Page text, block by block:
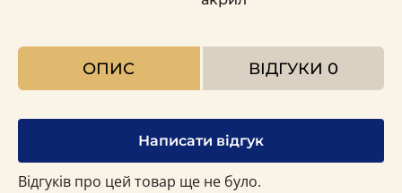
ОПИС ВІДГУКИ 0
Написати відгук
Відгуків про цей товар ще не було.